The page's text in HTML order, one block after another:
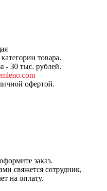
товара.
- 30 тыс. рублей.
офертой.
заказ.
свяжется сотрудник,
на оплату.